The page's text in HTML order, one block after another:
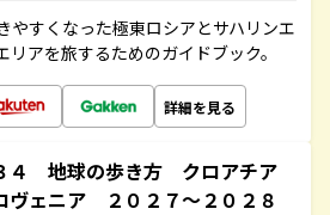
やすくなった極東ロシアとサハリンエ
リアを旅するためのガイドブック。
詳細を見る
４ 地球の歩き方 クロアチア
ヴェニア ２０２７～２０２８